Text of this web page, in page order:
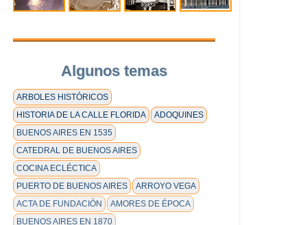
Algunos temas
ARBOLES HISTÓRICOS
HISTORIA DE LA CALLE FLORIDA
ADOQUINES
BUENOS AIRES EN 1535
CATEDRAL DE BUENOS AIRES
COCINA ECLÉCTICA
PUERTO DE BUENOS AIRES
ARROYO VEGA
ACTA DE FUNDACIÓN
AMORES DE ÉPOCA
BUENOS AIRES EN 1870